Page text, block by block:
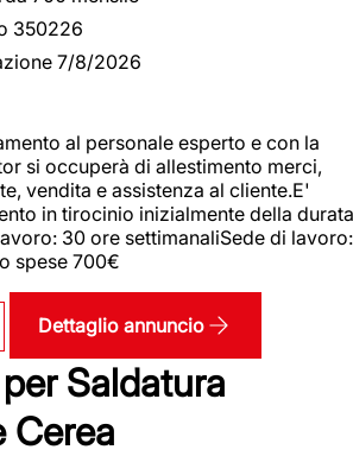
350226
7/8/2026
al personale esperto e con la
si occuperà di allestimento merci,
vendita e assistenza al cliente.E'
in tirocinio inizialmente della durata
30 ore settimanaliSede di lavoro:
spese 700€
Dettaglio annuncio
Saldatura
Cerea